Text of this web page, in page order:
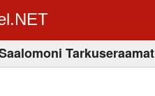
Tarkuseraamat